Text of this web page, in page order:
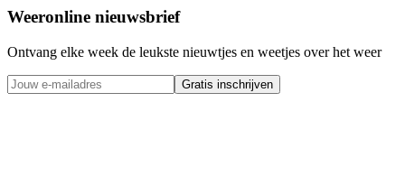
Weeronline nieuwsbrief
Ontvang elke week de leukste nieuwtjes en weetjes over het weer
Gratis inschrijven